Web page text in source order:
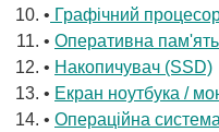
• Графічний
• Оперативна
• Накопичувач (SSD)
• Екран ноутбука /
• Операційна